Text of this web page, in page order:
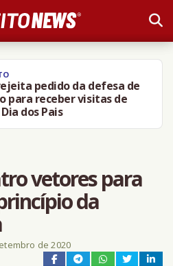
pedido da defesa de
para receber visitas de
dos Pais
vetores para
da
de 2020